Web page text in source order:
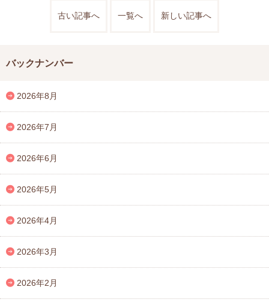
古い記事へ 一覧へ 新しい記事へ
バックナンバー
2026年8月
2026年7月
2026年6月
2026年5月
2026年4月
2026年3月
2026年2月